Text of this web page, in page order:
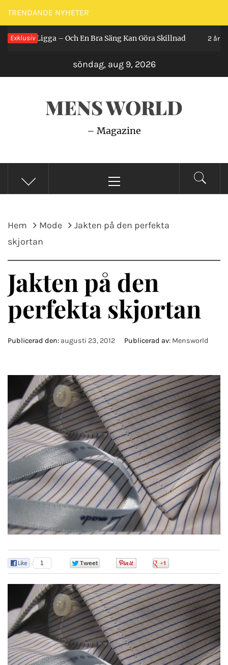
Hoppa
till
innehåll
TRENDANDE NYHETER
Exklusiv
Ligga – Och En Bra Säng Kan Göra Skillnad 2 år sedan
söndag, aug 9, 2026
MENS WORLD
– Magazine
meny
Hem Mode
Jakten på den perfekta
skjortan
Jakten på den
perfekta skjortan
Publicerad den: augusti 23, 2012 Publicerad av: Mensworld
1